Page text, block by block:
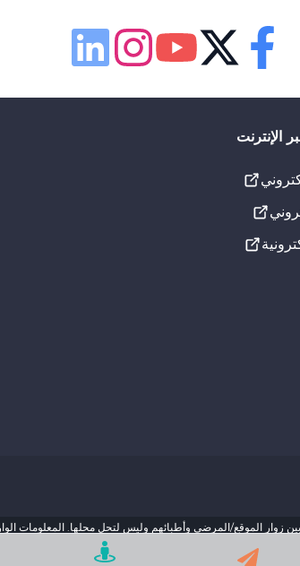
لوحة إمكانية الوصول
الإعدادات المرئية
الروابط
الرمادي
الإنترنت
زوار الموقع/المرضى وأطبائهم وليس لتحل محلها. المعلومات